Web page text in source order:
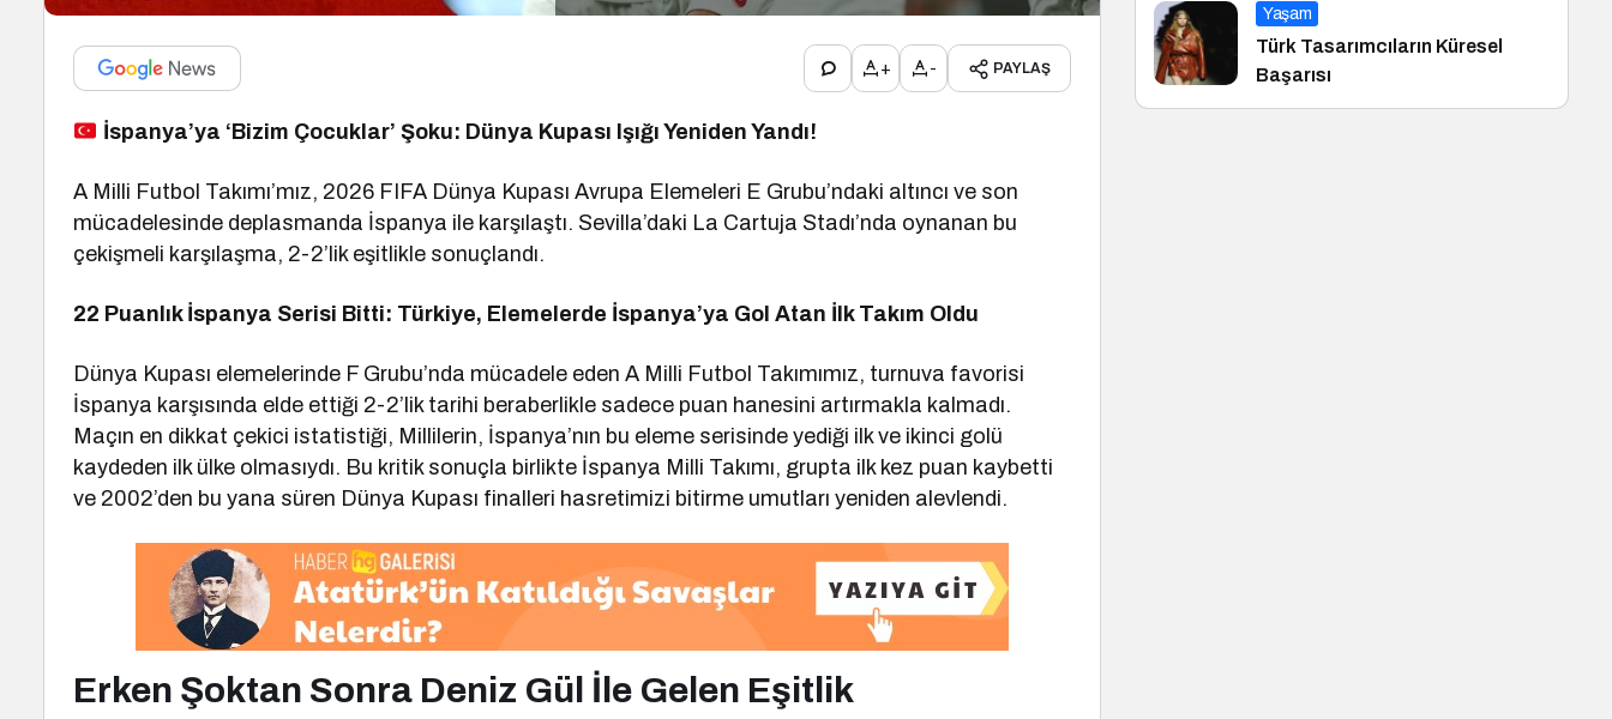
+ - PAYLAŞ
İspanya’ya ‘Bizim Çocuklar’ Şoku: Dünya Kupası Işığı Yeniden Yandı!
A Milli Futbol Takımı’mız, 2026 FIFA Dünya Kupası Avrupa Elemeleri E Grubu’ndaki altıncı ve son
mücadelesinde deplasmanda İspanya ile karşılaştı. Sevilla’daki La Cartuja Stadı’nda oynanan bu
çekişmeli karşılaşma, 2-2’lik eşitlikle sonuçlandı.
22 Puanlık İspanya Serisi Bitti: Türkiye, Elemelerde İspanya’ya Gol Atan İlk Takım Oldu
Dünya Kupası elemelerinde F Grubu’nda mücadele eden A Milli Futbol Takımımız, turnuva favorisi
İspanya karşısında elde ettiği 2-2’lik tarihi beraberlikle sadece puan hanesini artırmakla kalmadı.
Maçın en dikkat çekici istatistiği, Millilerin, İspanya’nın bu eleme serisinde yediği ilk ve ikinci golü
kaydeden ilk ülke olmasıydı. Bu kritik sonuçla birlikte İspanya Milli Takımı, grupta ilk kez puan kaybetti
ve 2002’den bu yana süren Dünya Kupası finalleri hasretimizi bitirme umutları yeniden alevlendi.
Erken Şoktan Sonra Deniz Gül İle Gelen Eşitlik
Yaşam
Türk Tasarımcıların Küresel
Başarısı